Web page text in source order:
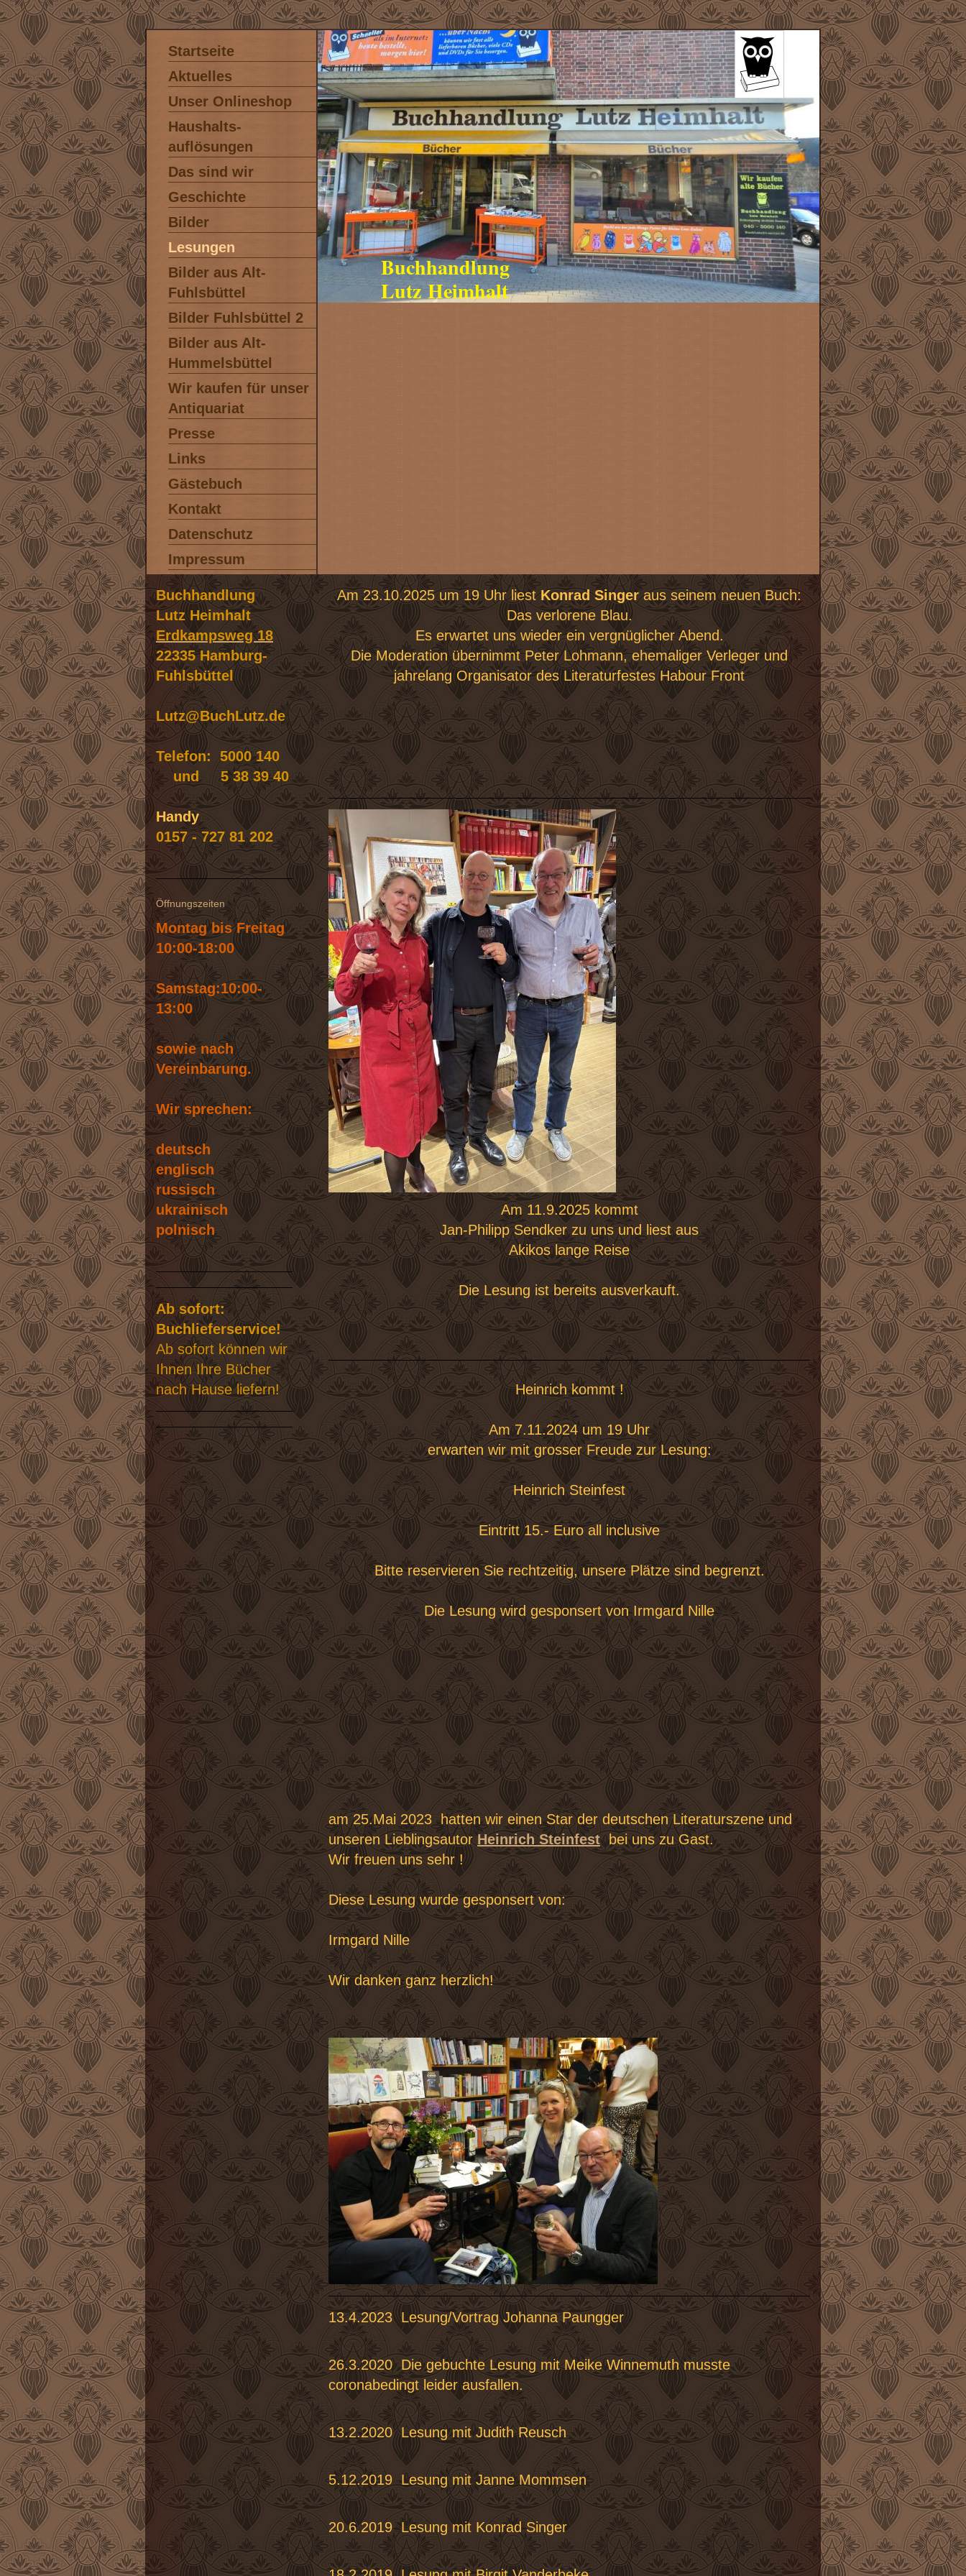
Startseite
Aktuelles
Unser Onlineshop
Haushalts-
auflösungen
Das sind wir
Geschichte
Bilder
Lesungen
Bilder aus Alt-
Fuhlsbüttel
Bilder Fuhlsbüttel 2
Bilder aus Alt-
Hummelsbüttel
Wir kaufen für unser
Antiquariat
Presse
Links
Gästebuch
Kontakt
Datenschutz
Impressum
Buchhandlung
Lutz Heimhalt
Am 23.10.2025 um 19 Uhr liestKonrad Singeraus seinem neuen Buch:
Das verlorene Blau.
Es erwartet uns wieder ein vergnüglicher Abend.
Die Moderation übernimmt Peter Lohmann, ehemaliger Verleger und
jahrelang Organisator des Literaturfestes Habour Front
Am 11.9.2025 kommt
Jan-Philipp Sendker zu uns und liest aus
Akikos lange Reise
Die Lesung ist bereits ausverkauft.
Heinrich kommt !
Am 7.11.2024 um 19 Uhr
erwarten wir mit grosser Freude zur Lesung:
Heinrich Steinfest
Eintritt 15.- Euro all inclusive
Bitte reservieren Sie rechtzeitig, unsere Plätze sind begrenzt.
Die Lesung wird gesponsert von Irmgard Nille
am 25.Mai 2023 hatten wir einen Star der deutschen Literaturszene und
unseren LieblingsautorHeinrich Steinfestbei uns zu Gast.
Wir freuen uns sehr !
Diese Lesung wurde gesponsert von:
Irmgard Nille
Wir danken ganz herzlich!
13.4.2023 Lesung/Vortrag Johanna Paungger
26.3.2020 Die gebuchte Lesung mit Meike Winnemuth musste
coronabedingt leider ausfallen.
13.2.2020 Lesung mit Judith Reusch
5.12.2019 Lesung mit Janne Mommsen
20.6.2019 Lesung mit Konrad Singer
Buchhandlung
Lutz Heimhalt
Erdkampsweg 18
22335 Hamburg-
Fuhlsbüttel
Lutz@BuchLutz.de
Telefon: 5000 140
und 5 38 39 40
Handy
0157 - 727 81 202
Öffnungszeiten
Montag bis Freitag
10:00-18:00
Samstag:10:00-
13:00
sowie nach
Vereinbarung.
Wir sprechen:
deutsch
englisch
russisch
ukrainisch
polnisch
Ab sofort:
Buchlieferservice!
Ab sofort können wir
Ihnen Ihre Bücher
nach Hause liefern!